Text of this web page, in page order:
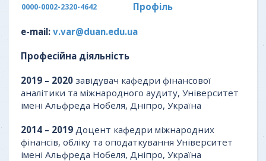
0000-0002-2320-4642 Профіль
e-mail: v.var@duan.edu.ua
Професійна діяльність
2019 – 2020 завідувач кафедри фінансової
аналітики та міжнародного аудиту, Університет
імені Альфреда Нобеля, Дніпро, Україна
2014 – 2019 Доцент кафедри міжнародних
фінансів, обліку та оподаткування Університет
імені Альфреда Нобеля, Дніпро, Україна